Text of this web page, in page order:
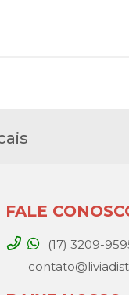
FALE
(17) 3209-